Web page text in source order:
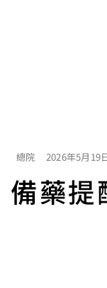
總院 2026年5月19
備藥提